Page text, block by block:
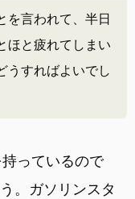
を言われて、半日
ほと疲れてしまい
うすればよいでし
っているので
。ガソリンスタ